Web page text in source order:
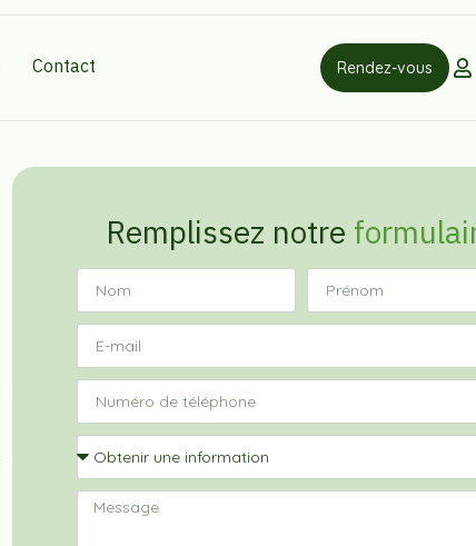
Contact Rendez-vous
Remplissez notre